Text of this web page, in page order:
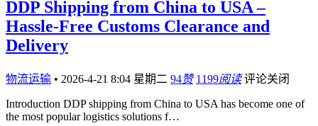
DDP Shipping from China to USA –
Hassle-Free Customs Clearance and
Delivery
物流运输 • 2026-4-21 8:04 星期二 94赞 1199阅读 评论关闭
Introduction DDP shipping from China to USA has become one of
the most popular logistics solutions f…